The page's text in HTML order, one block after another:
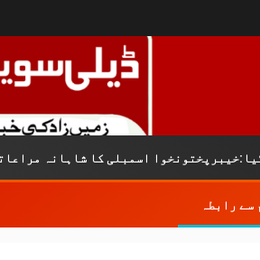
اسمبلی کا شاہانہ مراعاتی بل
سے رابطہ